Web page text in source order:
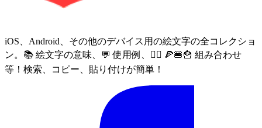
iOS、Android、その他のデバイス用の絵文字の全コレクショ
ン。📚 絵文字の意味、💬 使用例、🙅‍♀️ 🍕🍔🍟 組み合わせ
等！検索、コピー、貼り付けが簡単！